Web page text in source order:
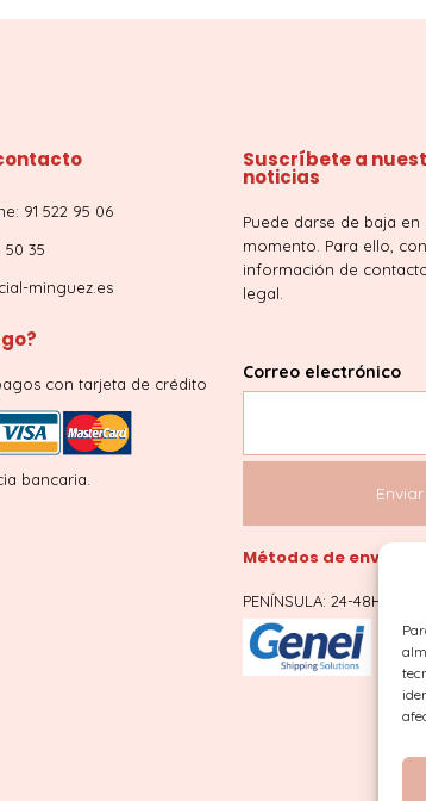
91 522 95 06
50 35
minguez.es
con tarjeta de crédito
bancaria.
Suscríbete a
noticias
Puede darse de baja en
momento. Para ello,
información de
legal.
Correo electrónico
Métodos de envío
PENÍNSULA: 24-48H